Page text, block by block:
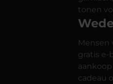
tonen
Mensen
gratis e-
cadeau